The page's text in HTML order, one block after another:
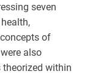
seven
of
also
theorized within